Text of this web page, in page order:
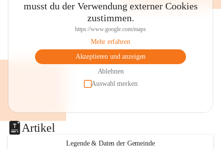
musst du der Verwendung externer Cookies
zustimmen.
https://www.google.com/maps
Mehr erfahren
Akzeptieren und anzeigen
Ablehnen
Auswahl merken
Artikel
Legende & Daten der Gemeinde